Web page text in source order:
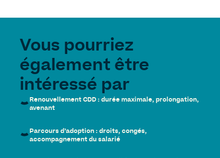
Vous pourriez
également être
intéressé par
Renouvellement CDD : durée maximale, prolongation,
avenant
Parcours d’adoption : droits, congés,
accompagnement du salarié